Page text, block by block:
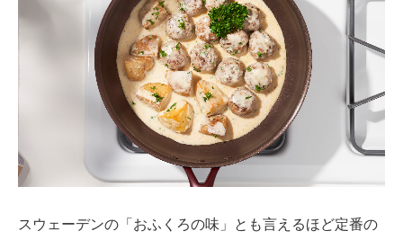
スウェーデンの「おふくろの味」とも言えるほど定番の